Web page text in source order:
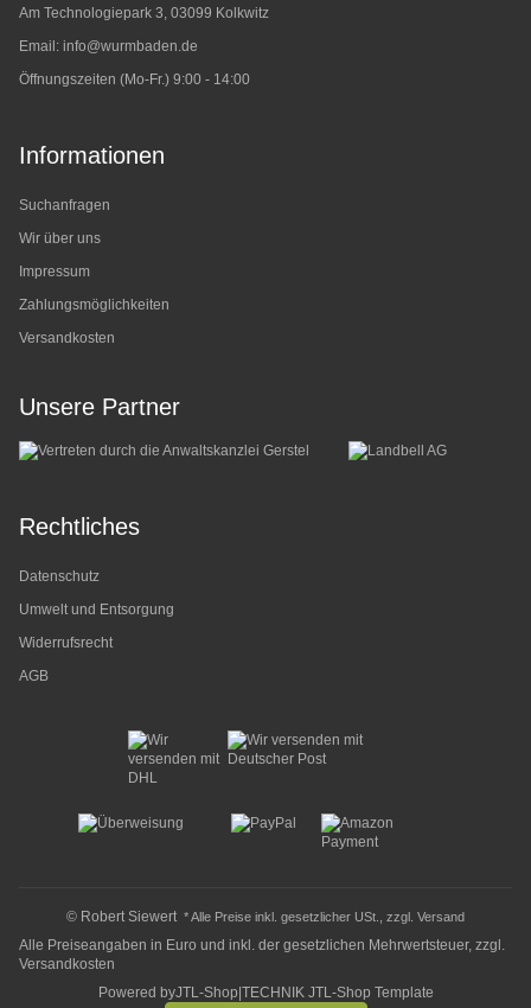
Am Technologiepark 3, 03099 Kolkwitz
Email: info@wurmbaden.de
Öffnungszeiten (Mo-Fr.) 9:00 - 14:00
Informationen
Suchanfragen
Wir über uns
Impressum
Zahlungsmöglichkeiten
Versandkosten
Unsere Partner
Rechtliches
Datenschutz
Umwelt und Entsorgung
Widerrufsrecht
AGB
© Robert Siewert * Alle Preise inkl. gesetzlicher USt., zzgl. Versand
Alle Preiseangaben in Euro und inkl. der gesetzlichen Mehrwertsteuer, zzgl.
Versandkosten
Powered byJTL-Shop TECHNIK JTL-Shop Template